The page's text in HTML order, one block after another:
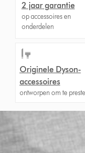
2 jaar garantie
op accessoires en
onderdelen
Originele Dyson-
accessoires
ontworpen om te